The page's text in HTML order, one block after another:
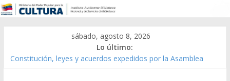
sábado, agosto 8, 2026
Lo último:
Constitución, leyes y acuerdos expedidos por la Asamblea